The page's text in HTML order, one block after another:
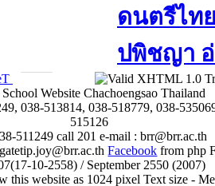
ดนตรีไท
ปพิชญา​ อ่
Website Chachoengsao Thailand
038-513814, 038-518779, 038-
515126
511249 call 201 e-mail : brr@brr.ac.th
Facebook from php
10-2558) / September 2550 (2007)
this website as 1024 pixel Text size -